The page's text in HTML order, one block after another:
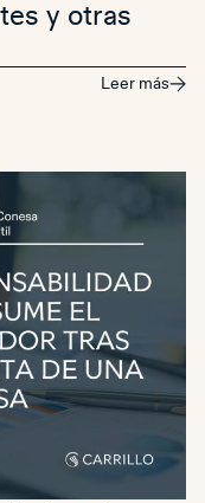
y otras
Leer más